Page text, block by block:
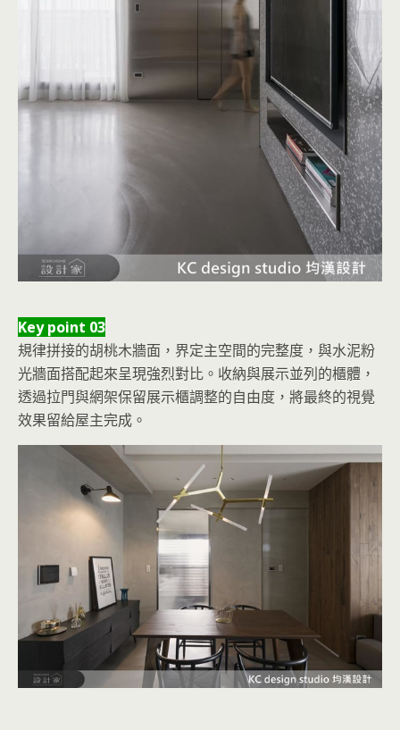
Key point 03
規律拼接的胡桃木牆面，界定主空間的完整度，與水泥粉
光牆面搭配起來呈現強烈對比。收納與展示並列的櫃體，
透過拉門與網架保留展示櫃調整的自由度，將最終的視覺
效果留給屋主完成。